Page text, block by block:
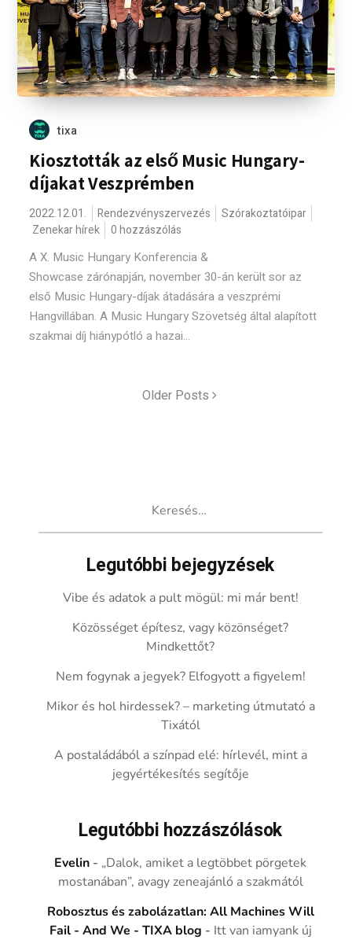
tixa
Kiosztották az első Music Hungary-
díjakat Veszprémben
2022.12.01. Rendezvényszervezés
Szórakoztatóipar
Zenekar hírek
0 hozzászólás
A X. Music Hungary Konferencia &
Showcase zárónapján, november 30-án került sor az
első Music Hungary-díjak átadására a veszprémi
Hangvillában. A Music Hungary Szövetség által alapított
szakmai díj hiánypótló a hazai...
Older Posts
Legutóbbi bejegyzések
Vibe és adatok a pult mögül: mi már bent!
Közösséget építesz, vagy közönséget?
Mindkettőt?
Nem fogynak a jegyek? Elfogyott a figyelem!
Mikor és hol hirdessek? – marketing útmutató a
Tixától
A postaládából a színpad elé: hírlevél, mint a
jegyértékesítés segítője
Legutóbbi hozzászólások
Evelin - „Dalok, amiket a legtöbbet pörgetek
mostanában”, avagy zeneajánló a szakmától
Robosztus és zabolázatlan: All Machines Will
Fail - And We - TIXA blog - Itt van iamyank új